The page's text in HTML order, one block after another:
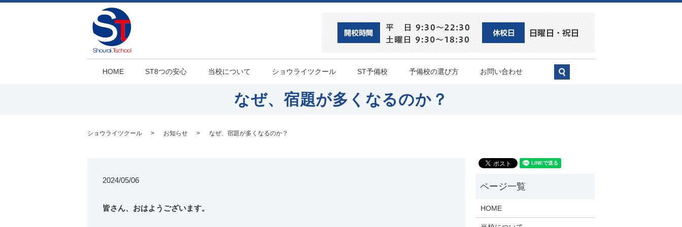
HOME ST8つの安心 当校について ショウライツクール ST予備校 予備校の選び方 お問い合わせ
search
なぜ、宿題が多くなるのか？
ショウライツクール お知らせ なぜ、宿題が多くなるのか？
2024/05/06
皆さん、おはようございます。 HOME